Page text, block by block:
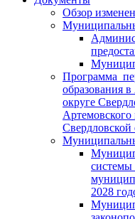
Обзор
Программа
образования
округе
Свердловской
системы
2028